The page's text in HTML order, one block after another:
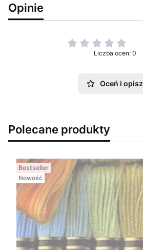
Opinie
Liczba ocen: 0
Oceń i opisz
Polecane produkty
Bestseller
Nowość